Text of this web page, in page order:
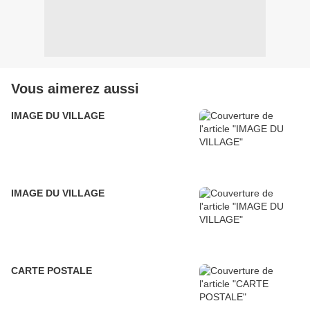
Vous aimerez aussi
IMAGE DU VILLAGE
IMAGE DU VILLAGE
CARTE POSTALE